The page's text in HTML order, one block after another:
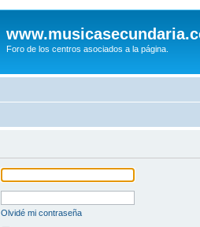
Foro de los centros asociados a la página.
Olvidé mi contraseña